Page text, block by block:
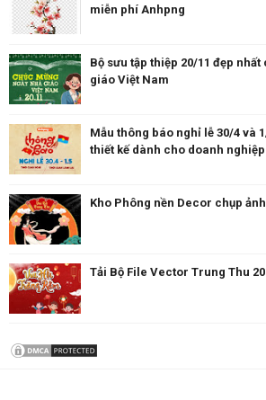
miễn phí Anhpng
Bộ sưu tập thiệp 20/11 đẹp
giáo Việt Nam
Mẫu thông báo nghỉ lễ 30/4 và
thiết kế dành cho doanh nghiệp
Kho Phông nền Decor chụp
Tải Bộ File Vector Trung Thu